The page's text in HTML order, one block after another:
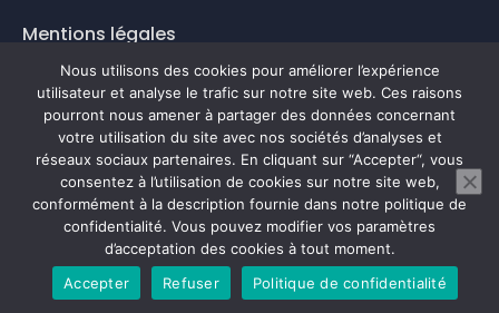
Prendre rendez-vous en ligne
Mentions légales
Questions fréquentes
Mode de paiement
0
Nous utilisons des cookies pour améliorer l’expérience
utilisateur et analyse le trafic sur notre site web. Ces raisons
pourront nous amener à partager des données concernant
votre utilisation du site avec nos sociétés d’analyses et
réseaux sociaux partenaires. En cliquant sur “Accepter“, vous
consentez à l’utilisation de cookies sur notre site web,
conformément à la description fournie dans notre politique de
confidentialité. Vous pouvez modifier vos paramètres
d’acceptation des cookies à tout moment.
Accepter
Refuser Politique de confidentialité